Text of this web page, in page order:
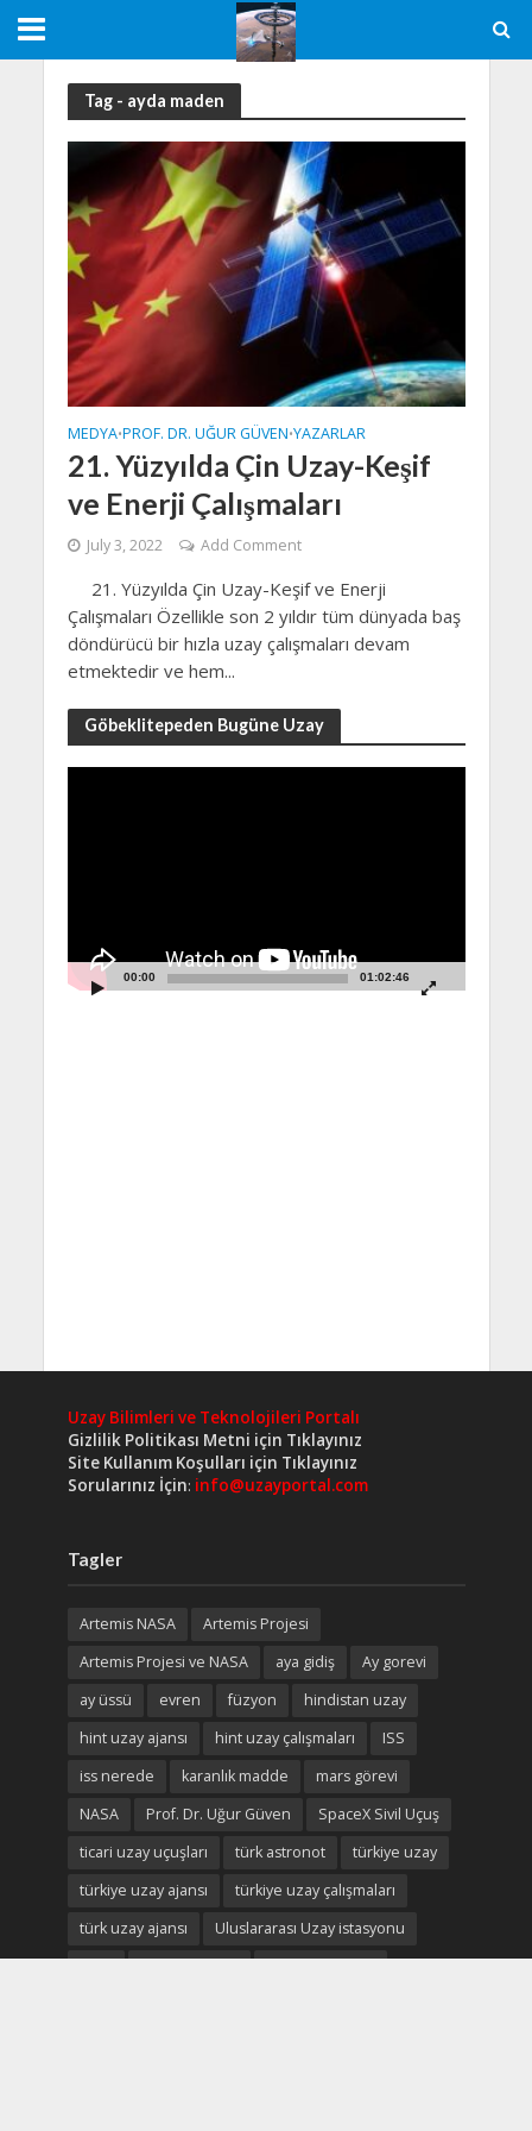
Tag - ayda maden
MEDYA•PROF. DR. UĞUR GÜVEN•YAZARLAR
21. Yüzyılda Çin Uzay-Keşif
ve Enerji Çalışmaları
July 3, 2022 Add Comment
21. Yüzyılda Çin Uzay-Keşif ve Enerji
Çalışmaları Özellikle son 2 yıldır tüm dünyada baş
döndürücü bir hızla uzay çalışmaları devam
etmektedir ve hem...
Göbeklitepeden Bugüne Uzay
00:00 01:02:46
Uzay Bilimleri ve Teknolojileri Portalı
Gizlilik Politikası Metni için Tıklayınız
Site Kullanım Koşulları için Tıklayınız
Sorularınız İçin: info@uzayportal.com
Tagler
Artemis NASA
Artemis Projesi
Artemis Projesi ve NASA
aya gidiş
Ay gorevi
ay üssü
evren füzyon
hindistan uzay
hint uzay ajansı
hint uzay çalışmaları
ISS
iss nerede
karanlık madde
mars görevi
NASA
Prof. Dr. Uğur Güven
SpaceX Sivil Uçuş
ticari uzay uçuşları
türk astronot
türkiye uzay
türkiye uzay ajansı
türkiye uzay çalışmaları
türk uzay ajansı
Uluslararası Uzay istasyonu